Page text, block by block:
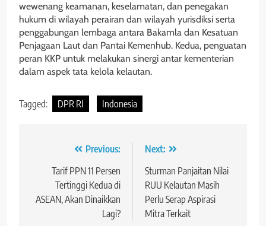
wewenang keamanan, keselamatan, dan penegakan
hukum di wilayah perairan dan wilayah yurisdiksi serta
penggabungan lembaga antara Bakamla dan Kesatuan
Penjagaan Laut dan Pantai Kemenhub. Kedua, penguatan
peran KKP untuk melakukan sinergi antar kementerian
dalam aspek tata kelola kelautan.
Tagged: DPR RI Indonesia
Navigasi Previous:
Tarif PPN 11 Persen
Tertinggi Kedua di
ASEAN, Akan Dinaikkan
Lagi?
Next:
Sturman Panjaitan Nilai
RUU Kelautan Masih
Perlu Serap Aspirasi
Mitra Terkait